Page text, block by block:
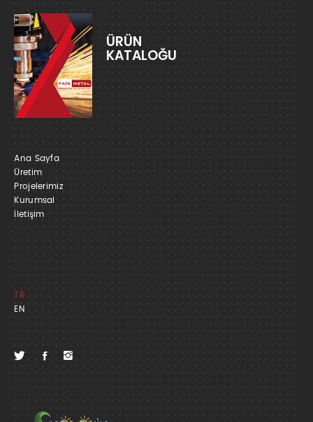
ÜRÜN
KATALOĞU
Ana Sayfa
Üretim
Projelerimiz
Kurumsal
İletişim
TR
EN